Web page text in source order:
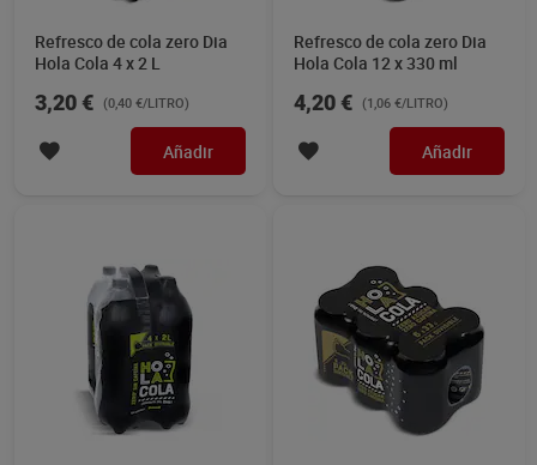
Refresco de cola zero Dia
Hola Cola 4 x 2 L
3,20 € (0,40 €/LITRO)
Añadir
Refresco de cola zero Dia
Hola Cola 12 x 330 ml
4,20 € (1,06 €/LITRO)
Añadir